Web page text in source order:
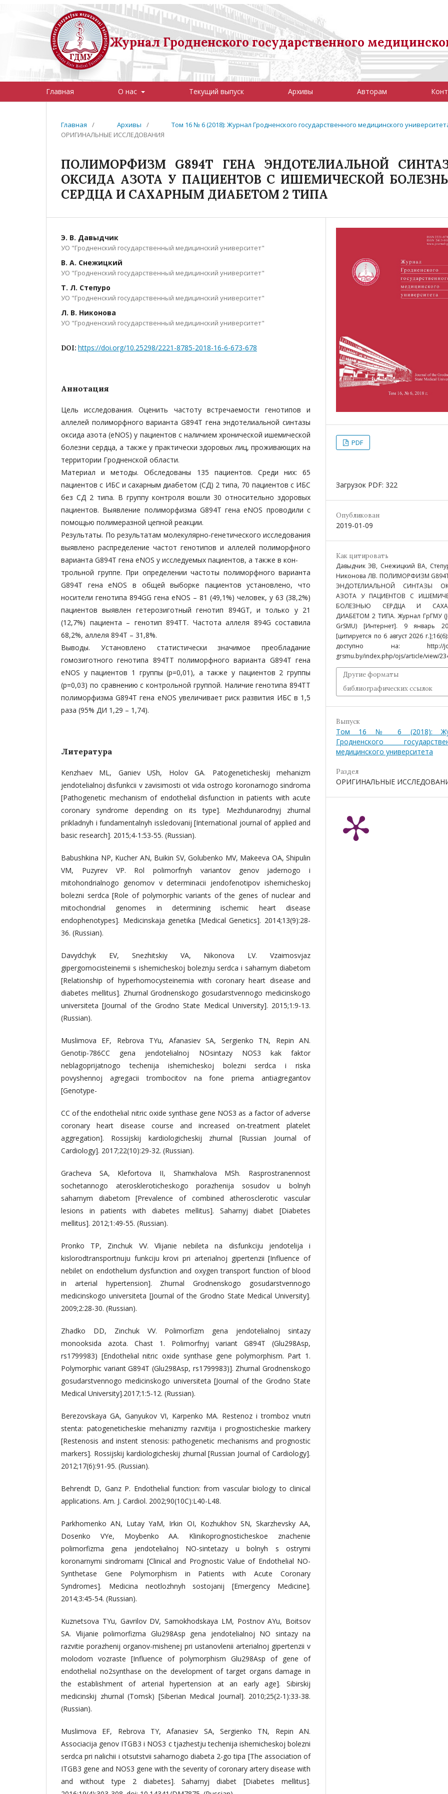
Журнал Гродненского государственного
Главная О нас Текущий выпуск Архивы Авторам
Главная / Архивы / Том 16 № 6 (2018): Журнал Гродненского государственного медицинского
ОРИГИНАЛЬНЫЕ ИССЛЕДОВАНИЯ
ПОЛИМОРФИЗМ G894Т ГЕНА ЭНДОТЕЛИАЛЬНОЙ
ОКСИДА АЗОТА У ПАЦИЕНТОВ С ИШЕМИЧЕСКОЙ
СЕРДЦА И САХАРНЫМ ДИАБЕТОМ 2 ТИПА
Э. В. Давыдчик
УО "Гродненский государственный медицинский университет"
В. А. Снежицкий
УО "Гродненский государственный медицинский университет"
Т. Л. Степуро
УО "Гродненский государственный медицинский университет"
Л. В. Никонова
УО "Гродненский государственный медицинский университет"
DOI: https://doi.org/10.25298/2221-8785-2018-16-6-673-678
Аннотация
Цель исследования. Оценить частоту встречаемости генотипов и
аллелей полиморфного варианта G894T гена эндотелиальной синтазы
оксида азота (eNOS) у пациентов с наличием хронической ишемической
болезни сердца, а также у практически здоровых лиц, проживающих на
территории Гродненской области.
Материал и методы. Обследованы 135 пациентов. Среди них: 65
пациентов с ИБС и сахарным диабетом (СД) 2 типа, 70 пациентов с ИБС
без СД 2 типа. В группу контроля вошли 30 относительно здоровых
пациентов. Выявление полиморфизма G894T гена eNOS проводили с
помощью полимеразной цепной реакции.
Результаты. По результатам молекулярно-генетического исследования
выявлено распределение частот генотипов и аллелей полиморфного
варианта G894T гена eNOS у исследуемых пациентов, а также в кон-
трольной группе. При определении частоты полиморфного варианта
G894Т гена еNOS в общей выборке пациентов установлено, что
носители генотипа 894GG гена еNOS – 81 (49,1%) человек, у 63 (38,2%)
пациентов выявлен гетерозиготный генотип 894GT, и только у 21
(12,7%) пациента – генотип 894ТТ. Частота аллеля 894G составила
68,2%, аллеля 894Т – 31,8%.
Выводы. Установлено статистически значимое преобладание
гомозиготного генотипа 894ТТ полиморфного варианта G894Т гена
eNOS у пациентов 1 группы (р=0,01), а также у пациентов 2 группы
(р=0,03) по сравнению с контрольной группой. Наличие генотипа 894ТТ
полиморфизма G894Т гена eNOS увеличивает риск развития ИБС в 1,5
раза (95% ДИ 1,29 – 1,74).
Литература
Kenzhaev ML, Ganiev USh, Holov GA. Patogeneticheskij mehanizm
jendotelialnoj disfunkcii v zavisimosti ot vida ostrogo koronarnogo sindroma
[Pathogenetic mechanism of endothelial disfunction in patients with acute
coronary syndrome depending on its type]. Mezhdunarodnyj zhurnal
prikladnyh i fundamentalnyh issledovanij [International journal of applied and
basic research]. 2015;4-1:53-55. (Russian).
Babushkina NP, Kucher AN, Buikin SV, Golubenko MV, Makeeva OA, Shipulin
VM, Puzyrev VP. Rol polimorfnyh variantov genov jadernogo i
mitohondrialnogo genomov v determinacii jendofenotipov ishemicheskoj
bolezni serdca [Role of polymorphic variants of the genes of nuclear and
mitochondrial genomes in determining ischemic heart disease
endophenotypes]. Medicinskaja genetika [Medical Genetics]. 2014;13(9):28-
36. (Russian).
Davydchyk EV, Snezhitskiy VA, Nikonova LV. Vzaimosvjaz
gipergomocisteinemii s ishemicheskoj boleznju serdca i saharnym diabetom
[Relationship of hyperhomocysteinemia with coronary heart disease and
diabetes mellitus]. Zhurnal Grodnenskogo gosudarstvennogo medicinskogo
universiteta [Journal of the Grodno State Medical University]. 2015;1:9-13.
(Russian).
Muslimova EF, Rebrova TYu, Afanasiev SA, Sergienko TN, Repin AN.
Genotip-786CC gena jendotelialnoj NOsintazy NOS3 kak faktor
neblagoprijatnogo techenija ishemicheskoj bolezni serdca i riska
povyshennoj agregacii trombocitov na fone priema antiagregantov
[Genotype-
CC of the endothelial nitric oxide synthase gene NOS3 as a factor of adverse
coronary heart disease course and increased on-treatment platelet
aggregation]. Rossijskij kardiologicheskij zhurnal [Russian Journal of
Cardiology]. 2017;22(10):29-32. (Russian).
Gracheva SA, Klefortova II, Shamкhalova MSh. Rasprostranennost
sochetannogo ateroskleroticheskogo porazhenija sosudov u bolnyh
saharnym diabetom [Prevalence of combined atherosclerotic vascular
lesions in patients with diabetes mellitus]. Saharnyj diabet [Diabetes
mellitus]. 2012;1:49-55. (Russian).
Pronko TP, Zinchuk VV. Vlijanie nebileta na disfunkciju jendotelija i
kislorodtransportnuju funkciju krovi pri arterialnoj gipertenzii [Influence of
nebilet on endothelium dysfunction and oxygen transport function of blood
in arterial hypertension]. Zhurnal Grodnenskogo gosudarstvennogo
medicinskogo universiteta [Journal of the Grodno State Medical University].
2009;2:28-30. (Russian).
Zhadko DD, Zinchuk VV. Polimorfizm gena jendotelialnoj sintazy
monooksida azota. Chast 1. Polimorfnyj variant G894T (Glu298Asp,
rs1799983) [Endothelial nitric oxide synthase gene polymorphism. Part 1.
Polymorphic variant G894T (Glu298Asp, rs1799983)]. Zhurnal Grodnenskogo
gosudarstvennogo medicinskogo universiteta [Journal of the Grodno State
Medical University].2017;1:5-12. (Russian).
Berezovskaya GA, Ganyukov VI, Karpenko MA. Restenoz i tromboz vnutri
stenta: patogeneticheskie mehanizmy razvitija i prognosticheskie markery
[Restenosis and instent stenosis: pathogenetic mechanisms and prognostic
markers]. Rossijskij kardiologicheskij zhurnal [Russian Journal of Cardiology].
2012;17(6):91-95. (Russian).
Behrendt D, Ganz P. Endothelial function: from vascular biology to clinical
applications. Am. J. Cardiol. 2002;90(10C):L40-L48.
Parkhomenko AN, Lutay YaM, Irkin OI, Kozhukhov SN, Skarzhevsky AA,
Dosenko VYe, Moybenko AA. Klinikoprognosticheskoe znachenie
polimorfizma gena jendotelialnoj NO-sintetazy u bolnyh s ostrymi
koronarnymi sindromami [Clinical and Prognostic Value of Endothelial NO-
Synthetase Gene Polymorphism in Patients with Acute Coronary
Syndromes]. Medicina neotlozhnyh sostojanij [Emergency Medicine].
2014;3:45-54. (Russian).
Kuznetsova TYu, Gavrilov DV, Samokhodskaya LM, Postnov AYu, Boitsov
SA. Vlijanie polimorfizma Glu298Asp gena jendotelialnoj NO sintazy na
razvitie porazhenij organov-mishenej pri ustanovlenii arterialnoj gipertenzii v
molodom vozraste [Influence of polymorphism Glu298Asp of gene of
endothelial no2synthase on the development of target organs damage in
the establishment of arterial hypertension at an early age]. Sibirskij
medicinskij zhurnal (Tomsk) [Siberian Medical Journal]. 2010;25(2-1):33-38.
(Russian).
Muslimova EF, Rebrova TY, Afanasiev SA, Sergienko TN, Repin AN.
Associacija genov ITGB3 i NOS3 c tjazhestju techenija ishemicheskoj bolezni
serdca pri nalichii i otsutstvii saharnogo diabeta 2-go tipa [The association of
ITGB3 gene and NOS3 gene with the severity of coronary artery disease with
and without type 2 diabetes]. Saharnyj diabet [Diabetes mellitus].
PDF
Загрузок PDF: 322
Опубликован
2019-01-09
Как цитировать
Давыдчик ЭВ, Снежицкий ВА,
Никонова ЛВ. ПОЛИМОРФИЗМ
ЭНДОТЕЛИАЛЬНОЙ СИНТАЗЫ
АЗОТА У ПАЦИЕНТОВ С
БОЛЕЗНЬЮ СЕРДЦА И
ДИАБЕТОМ 2 ТИПА. Журнал ГрГМУ
GrSMU) [Интернет]. 9 январь
[цитируется по 6 август 2026
доступно на: http://
grsmu.by/index.php/ojs/article/view/
Другие форматы
библиографических ссылок
Выпуск
Том 16 № 6 (2018):
Гродненского
медицинского университета
Раздел
ОРИГИНАЛЬНЫЕ